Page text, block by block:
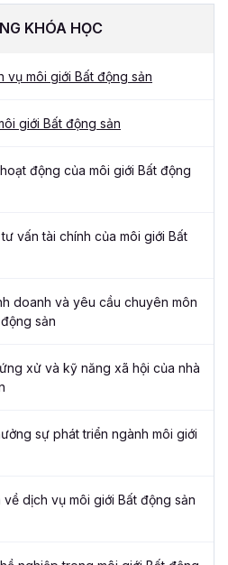
KHÓA HỌC
vụ môi giới Bất động sản
giới Bất động sản
động của môi giới Bất động
vấn tài chính của môi giới Bất
doanh và yêu cầu chuyên môn
sản
xử và kỹ năng xã hội của nhà
sự phát triển ngành môi giới
về dịch vụ môi giới Bất động sản